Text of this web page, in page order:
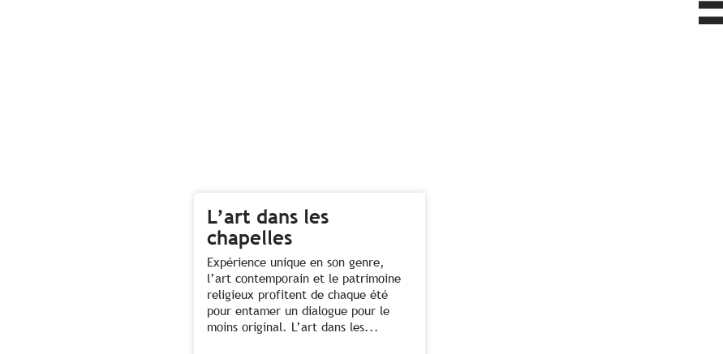
L’art dans les
chapelles
Expérience unique en son genre,
l’art contemporain et le patrimoine
religieux profitent de chaque été
pour entamer un dialogue pour le
moins original. L’art dans les...